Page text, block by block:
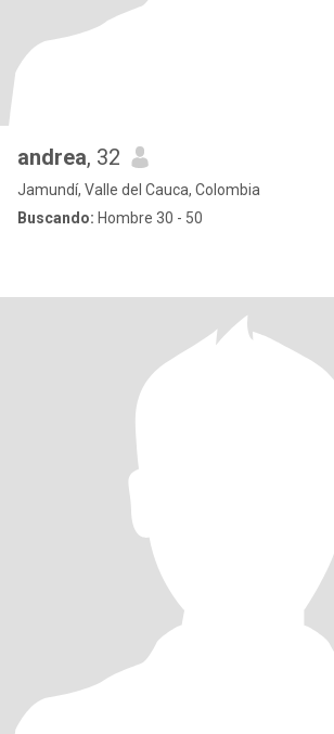
andrea, 32
Jamundí, Valle del Cauca, Colombia
Buscando: Hombre 30 - 50